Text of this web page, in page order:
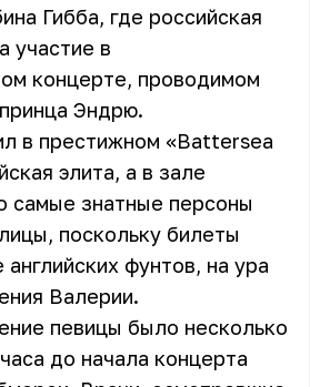
Гибба, где российская
участие в
концерте, проводимом
Эндрю.
в престижном «Battersea
элита, а в зале
самые знатные персоны
поскольку билеты
фунтов, на ура
Валерии.
певицы было несколько
до начала концерта